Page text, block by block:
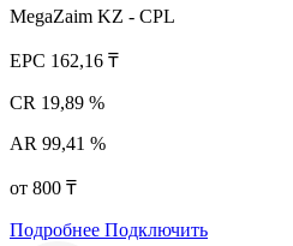
MegaZaim KZ - CPL
EPC 162,16 ₸
CR 19,89 %
AR 99,41 %
от 800 ₸
Подробнее Подключить